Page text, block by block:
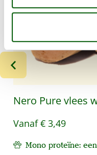
Nero Pure vlees
Vanaf€ 3,49
Mono proteïne: